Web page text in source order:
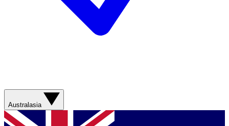
Australasia